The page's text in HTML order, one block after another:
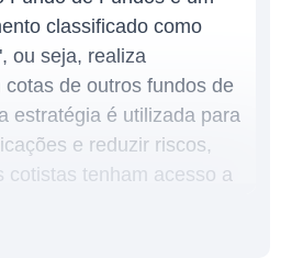
classificado como
ou seja, realiza
de outros fundos de
estratégia é utilizada para
e reduzir riscos,
cotistas tenham acesso a
de ativos sem precisar
em cada um deles.